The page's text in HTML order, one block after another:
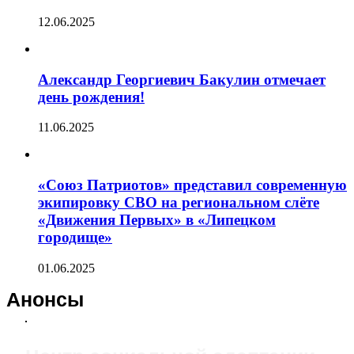
12.06.2025
Александр Георгиевич Бакулин отмечает
день рождения!
11.06.2025
«Союз Патриотов» представил современную
экипировку СВО на региональном слёте
«Движения Первых» в «Липецком
городище»
01.06.2025
Анонсы